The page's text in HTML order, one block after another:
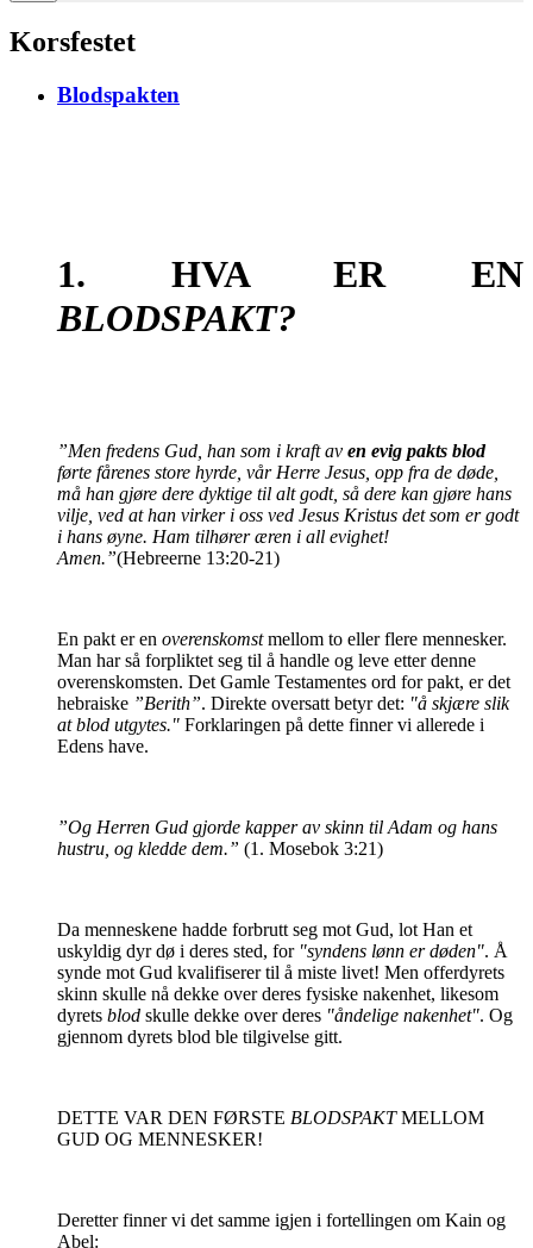
Korsfestet
Blodspakten
1. HVA ER EN
BLODSPAKT?
”Men fredens Gud, han som i kraft av en evig pakts blod
førte fårenes store hyrde, vår Herre Jesus, opp fra de døde,
må han gjøre dere dyktige til alt godt, så dere kan gjøre hans
vilje, ved at han virker i oss ved Jesus Kristus det som er godt
i hans øyne. Ham tilhører æren i all evighet!
Amen.”(Hebreerne 13:20-21)
En pakt er en overenskomstmellom to eller flere mennesker.
Man har så forpliktet seg til å handle og leve etter denne
overenskomsten. Det Gamle Testamentes ord for pakt, er det
hebraiske ”Berith”. Direkte oversatt betyr det: "å skjære slik
at blod utgytes." Forklaringen på dette finner vi allerede i
Edens have.
”Og Herren Gud gjorde kapper av skinn til Adam og hans
hustru, og kledde dem.” (1. Mosebok 3:21)
Da menneskene hadde forbrutt seg mot Gud, lot Han et
uskyldig dyr dø i deres sted, for "syndens lønn er døden". Å
synde mot Gud kvalifiserer til å miste livet! Men offerdyrets
skinn skulle nå dekke over deres fysiske nakenhet, likesom
dyrets blod skulle dekke over deres "åndelige nakenhet". Og
gjennom dyrets blod ble tilgivelse gitt.
DETTE VAR DEN FØRSTE BLODSPAKTMELLOM
GUD OG MENNESKER!
Deretter finner vi det samme igjen i fortellingen om Kain og
Abel: